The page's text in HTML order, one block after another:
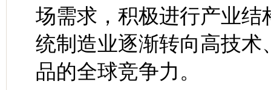
场需求，积极进行产业
统制造业逐渐转向高技
品的全球竞争力。